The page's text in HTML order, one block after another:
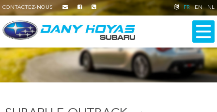
CONTACTEZ-NOUS FR EN NL